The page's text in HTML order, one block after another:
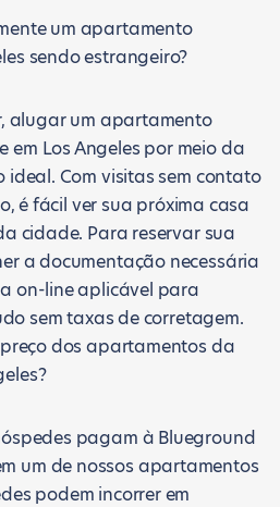
um apartamento
sendo estrangeiro?
alugar um apartamento
em Los Angeles por meio da
ideal. Com visitas sem contato
é fácil ver sua próxima casa
cidade. Para reservar sua
a documentação necessária
on-line aplicável para
sem taxas de corretagem.
dos apartamentos da
pagam à Blueground
um de nossos apartamentos
podem incorrer em